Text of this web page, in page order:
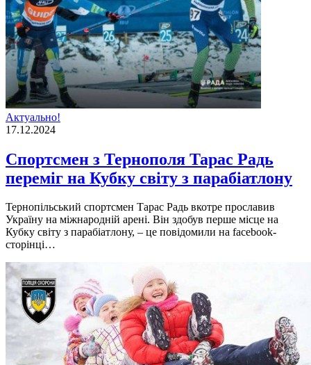
Актуально!
17.12.2024
Спортсмен з Тернополя Тарас Радь
переміг на Кубку світу з парабіатлону
Тернопільський спортсмен Тарас Радь вкотре прославив
Україну на міжнародній арені. Він здобув перше місце на
Кубку світу з парабіатлону, – це повідомили на facebook-
сторінці…